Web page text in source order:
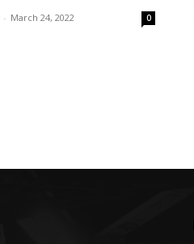
- March 24, 2022 0